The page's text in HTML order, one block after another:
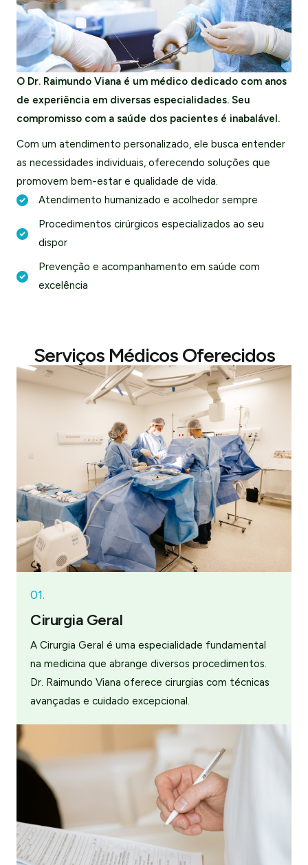
O Dr. Raimundo Viana é um médico dedicado com anos
de experiência em diversas especialidades. Seu
compromisso com a saúde dos pacientes é inabalável.
Com um atendimento personalizado, ele busca entender
as necessidades individuais, oferecendo soluções que
promovem bem-estar e qualidade de vida.
Atendimento humanizado e acolhedor sempre
Procedimentos cirúrgicos especializados ao seu
dispor
Prevenção e acompanhamento em saúde com
excelência
Serviços Médicos Oferecidos
01.
Cirurgia Geral
A Cirurgia Geral é uma especialidade fundamental
na medicina que abrange diversos procedimentos.
Dr. Raimundo Viana oferece cirurgias com técnicas
avançadas e cuidado excepcional.